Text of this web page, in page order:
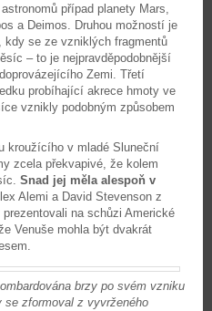
případ planety Mars,
a Deimos. Druhou možností je
se ze vzniklých fragmentů
– to je nejpravděpodobnější
Zemi. Třetí
probíhající akrece hmoty ve
vznikly podobným způsobem
kroužícího v mladé Sluneční
zcela překvapivé, že kolem
Snad jej měla alespoň v
Alemi a David Stevenson z
na schůzi Americké
Venuše mohla být dvakrát
brzy po svém vzniku
se zformoval z vyvrženého